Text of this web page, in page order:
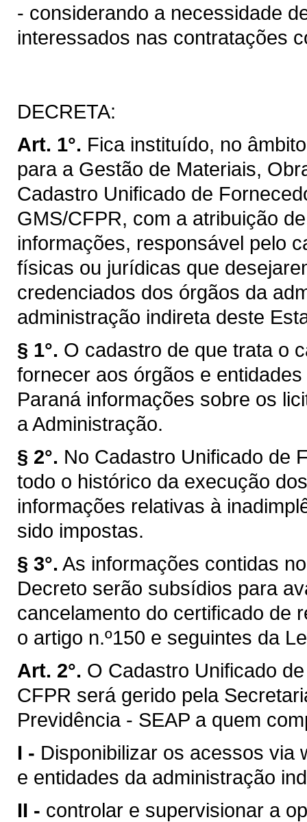
- considerando a necessidade
interessados nas contratações
DECRETA:
Art. 1°. Fica instituído, no
para a Gestão de Materiais,
Cadastro Unificado de
GMS/CFPR, com a atribuição
informações, responsável pelo
físicas ou jurídicas que
credenciados dos órgãos da
administração indireta deste
§ 1°. O cadastro de que trata o
fornecer aos órgãos e
Paraná informações sobre os
a Administração.
§ 2°. No Cadastro Unificado de
todo o histórico da execução
informações relativas à
sido impostas.
§ 3°. As informações contidas
Decreto serão subsídios para
cancelamento do certificado de
o artigo n.º150 e seguintes da
Art. 2°. O Cadastro Unificado
CFPR será gerido pela
Previdência - SEAP a quem
I - Disponibilizar os acessos via
e entidades da administração
II - controlar e supervisionar a